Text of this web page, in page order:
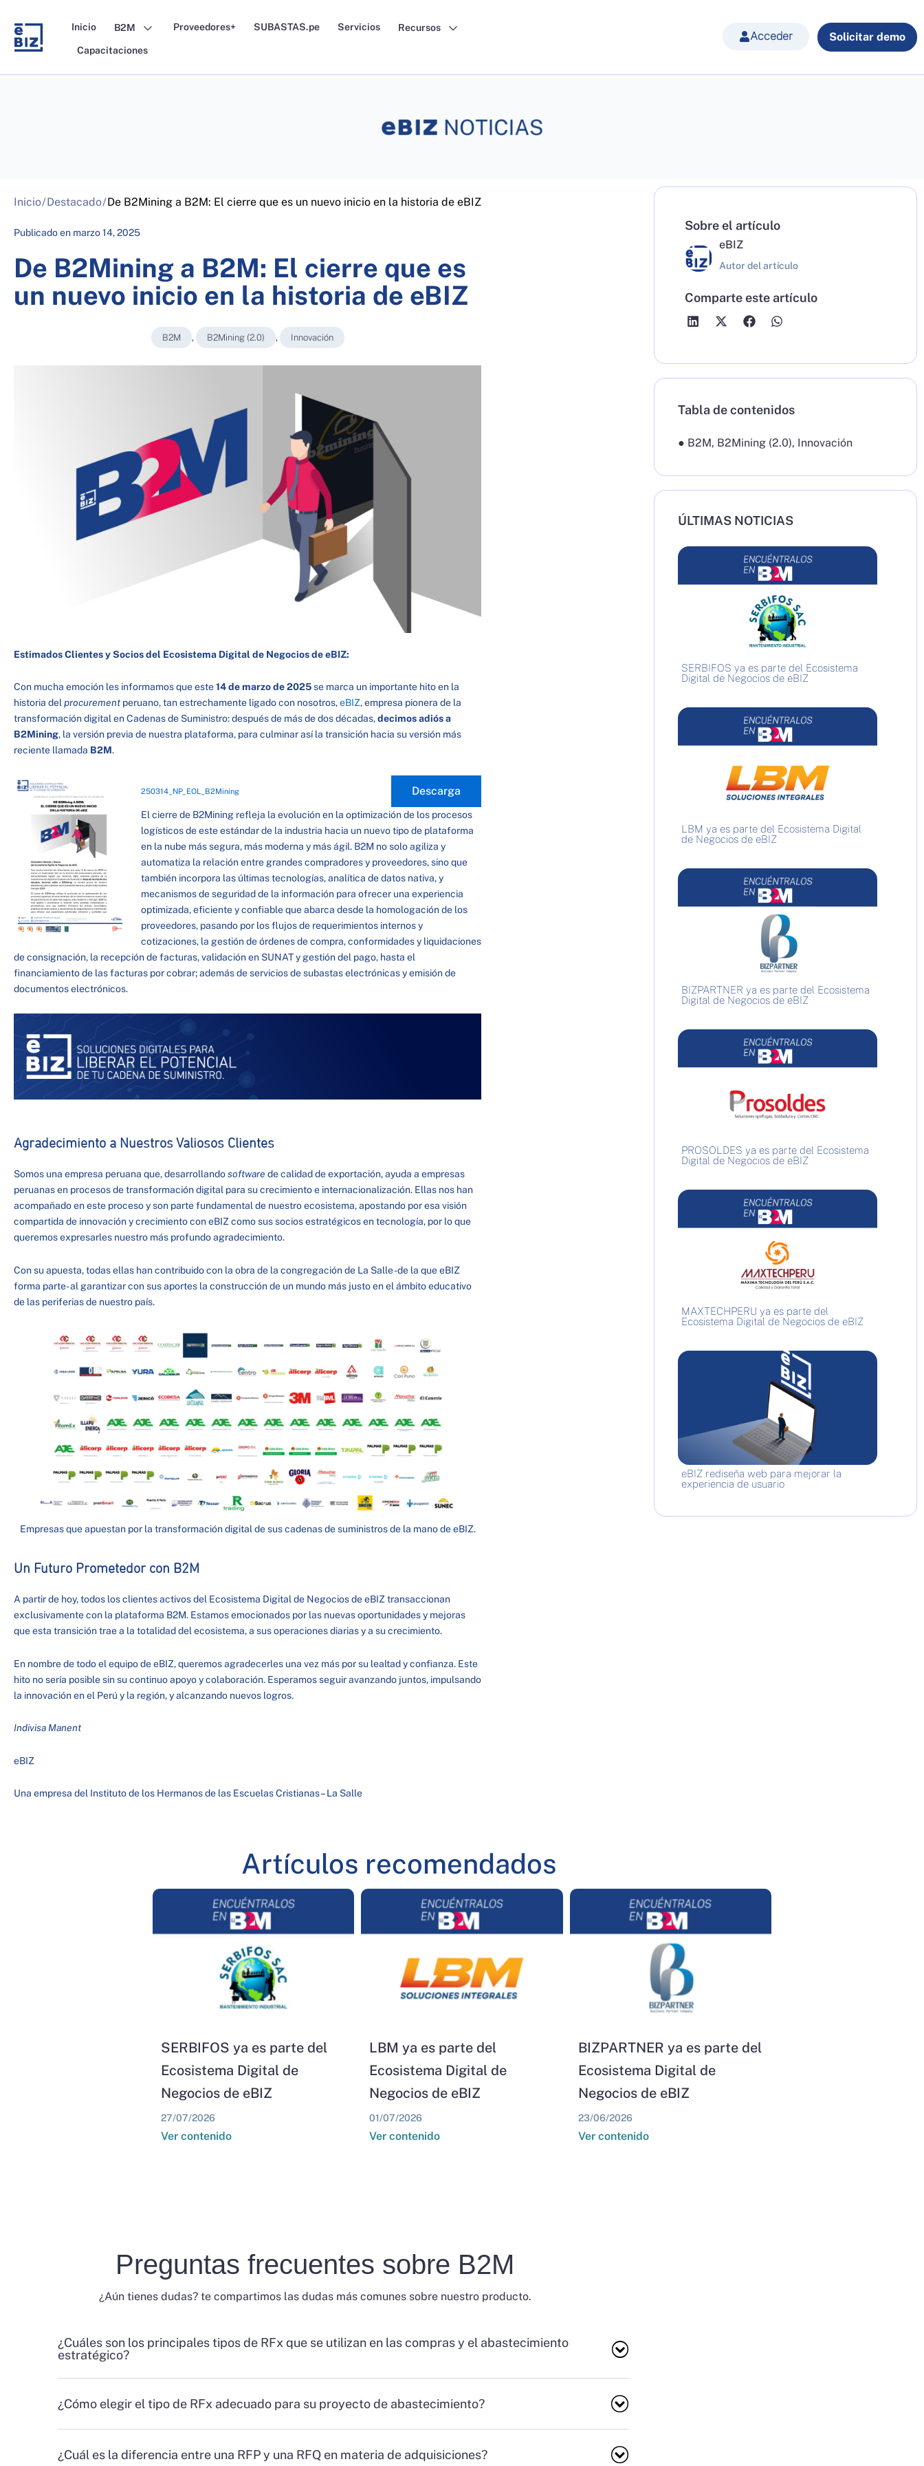
content
Inicio B2M Proveedores+ SUBASTAS.pe Servicios Recursos
Capacitaciones
Acceder Solicitar demo
Inicio/Destacado/De B2Mining a B2M: El cierre que es un nuevo inicio en la historia de eBIZ
Publicado en marzo 14, 2025
De B2Mining a B2M: El cierre que es
un nuevo inicio en la historia de eBIZ
B2M , B2Mining (2.0) , Innovación
Estimados Clientes y Socios del Ecosistema Digital de Negocios de eBIZ:
Con mucha emoción les informamos que este14 de marzo de 2025se marca un importante hito en la
historia del procurement peruano, tan estrechamente ligado con nosotros,eBIZ, empresa pionera de la
transformación digital en Cadenas de Suministro: después de más de dos décadas,decimos adiós a
B2Mining, la versión previa de nuestra plataforma, para culminar así la transición hacia su versión más
reciente llamada B2M.
250314_NP_EOL_B2Mining Descarga
El cierre de B2Mining refleja la evolución en la optimización de los procesos
logísticos de este estándar de la industria hacia un nuevo tipo de plataforma
en la nube más segura, más moderna y más ágil. B2M no solo agiliza y
automatiza la relación entre grandes compradores y proveedores, sino que
también incorpora las últimas tecnologías, analítica de datos nativa, y
mecanismos de seguridad de la información para ofrecer una experiencia
optimizada, eficiente y confiable que abarca desde la homologación de los
proveedores, pasando por los flujos de requerimientos internos y
cotizaciones, la gestión de órdenes de compra, conformidades y liquidaciones
de consignación, la recepción de facturas, validación en SUNAT y gestión del pago, hasta el
financiamiento de las facturas por cobrar; además de servicios de subastas electrónicas y emisión de
documentos electrónicos.
Agradecimiento a Nuestros Valiosos Clientes
Somos una empresa peruana que, desarrollandosoftware de calidad de exportación, ayuda a empresas
peruanas en procesos de transformación digital para su crecimiento e internacionalización. Ellas nos han
acompañado en este proceso y son parte fundamental de nuestro ecosistema, apostando por esa visión
compartida de innovación y crecimiento con eBIZ como sus socios estratégicos en tecnología, por lo que
queremos expresarles nuestro más profundo agradecimiento.
Con su apuesta, todas ellas han contribuido con la obra de la congregación de La Salle -de la que eBIZ
forma parte- al garantizar con sus aportes la construcción de un mundo más justo en el ámbito educativo
de las periferias de nuestro país.
Empresas que apuestan por la transformación digital de sus cadenas de suministros de la mano de eBIZ.
Un Futuro Prometedor con B2M
A partir de hoy, todos los clientes activos del Ecosistema Digital de Negocios de eBIZ transaccionan
exclusivamente con la plataforma B2M. Estamos emocionados por las nuevas oportunidades y mejoras
que esta transición trae a la totalidad del ecosistema, a sus operaciones diarias y a su crecimiento.
En nombre de todo el equipo de eBIZ, queremos agradecerles una vez más por su lealtad y confianza. Este
hito no sería posible sin su continuo apoyo y colaboración. Esperamos seguir avanzando juntos, impulsando
la innovación en el Perú y la región, y alcanzando nuevos logros.
Indivisa Manent
eBIZ
Una empresa del Instituto de los Hermanos de las Escuelas Cristianas – La Salle
Sobre el artículo
eBIZ
Autor del artículo
Comparte este artículo
Tabla de contenidos
● B2M, B2Mining (2.0), Innovación
ÚLTIMAS NOTICIAS
SERBIFOS ya es parte del Ecosistema
Digital de Negocios de eBIZ
LBM ya es parte del Ecosistema Digital
de Negocios de eBIZ
BIZPARTNER ya es parte del Ecosistema
Digital de Negocios de eBIZ
PROSOLDES ya es parte del Ecosistema
Digital de Negocios de eBIZ
MAXTECHPERU ya es parte del
Ecosistema Digital de Negocios de eBIZ
eBIZ rediseña web para mejorar la
experiencia de usuario
Artículos recomendados
SERBIFOS ya es parte del
Ecosistema Digital de
Negocios de eBIZ
27/07/2026
Ver contenido
LBM ya es parte del
Ecosistema Digital de
Negocios de eBIZ
01/07/2026
Ver contenido
BIZPARTNER ya es parte del
Ecosistema Digital de
Negocios de eBIZ
23/06/2026
Ver contenido
Preguntas frecuentes sobre B2M
¿Aún tienes dudas? te compartimos las dudas más comunes sobre nuestro producto.
¿Cuáles son los principales tipos de RFx que se utilizan en las compras y el abastecimiento
estratégico?
¿Cómo elegir el tipo de RFx adecuado para su proyecto de abastecimiento?
¿Cuál es la diferencia entre una RFP y una RFQ en materia de adquisiciones?